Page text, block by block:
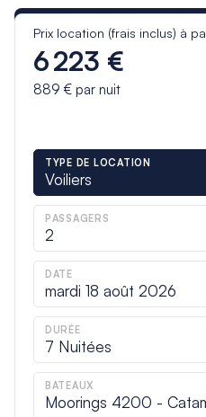
Prix location (frais inclus) à
6 223 €
889 €par nuit
TYPE DE LOCATION
Voiliers
PASSAGERS
2
DATE
mardi 18 août 2026
DURÉE
7 Nuitées
BATEAUX
Moorings 4200 -